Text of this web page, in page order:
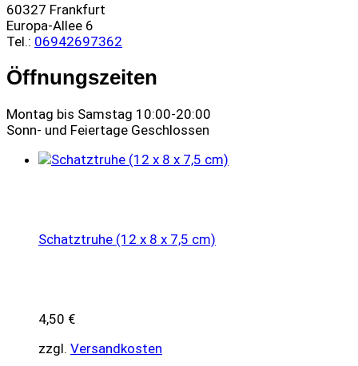
60327 Frankfurt
Europa-Allee 6
Tel.: 06942697362
Öffnungszeiten
Montag bis Samstag 10:00-20:00
Sonn- und Feiertage Geschlossen
Schatztruhe (12 x 8 x 7,5 cm)
4,50 €
zzgl. Versandkosten